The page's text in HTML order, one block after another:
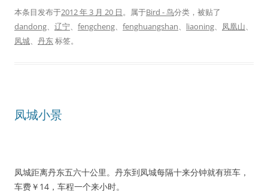
本条目发布于2012 年 3 月 20 日。属于Bird - 鸟分类，被贴了
dandong、 辽宁、 fengcheng、 fenghuangshan、 liaoning、 凤凰山、
凤城、 丹东标签。
凤城小景
凤城距离丹东五六十公里。丹东到凤城每隔十来分钟就有班车，
车费￥14，车程一个来小时。